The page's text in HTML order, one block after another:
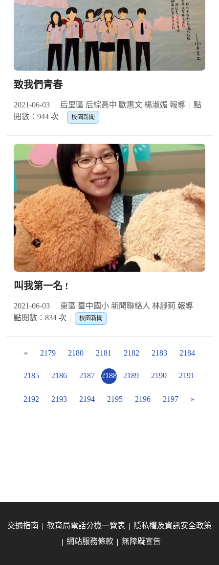
致我們青春
2021-06-03 后里區 后綜高中 歐惠文 楊淑媚 報導
點
閱數：944 次
校園新聞
叫我第一名 !
2021-06-03
東區 臺中國小 新聞聯絡人 林靜莉 報導
點閱數：834 次
校園新聞
« 2179 2180 2181 2182 2183 2184
2185 2186 2187 2188 2189 2190 2191
2192 2193 2194 2195 2196 2197 »
交通指南 教育局電話分機一覽表
隱私權及資訊安全政策
網站服務條款
無障礙宣告